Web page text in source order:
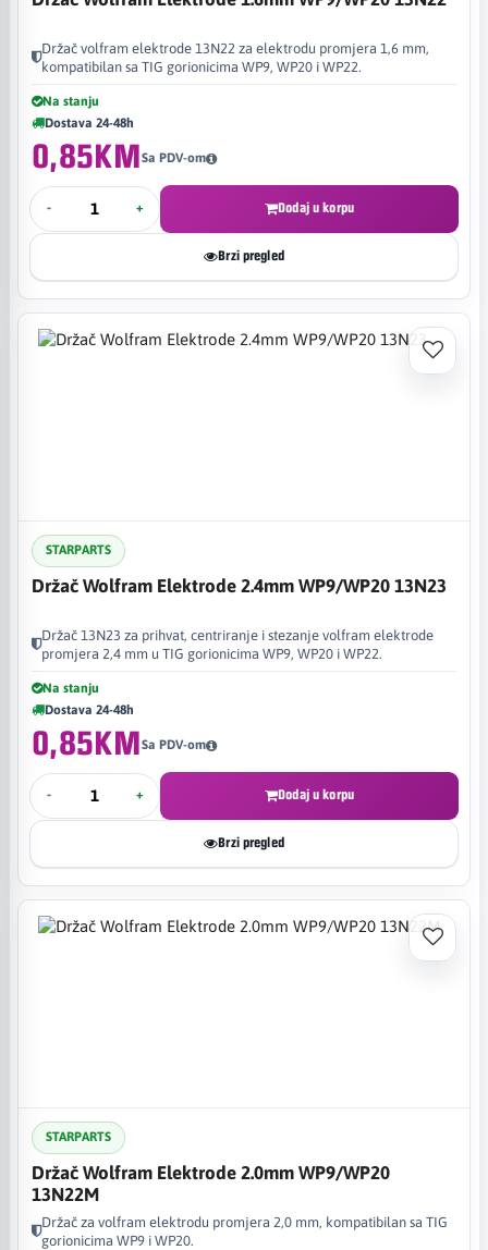
Držač volfram elektrode 13N22 za elektrodu promjera 1,6 mm,
kompatibilan sa TIG gorionicima WP9, WP20 i WP22.
Na stanju
Dostava 24-48h
0,85KMSa PDV-om
- + Dodaj u korpu
Brzi pregled
STARPARTS
Držač Wolfram Elektrode 2.4mm WP9/WP20 13N23
Držač 13N23 za prihvat, centriranje i stezanje volfram elektrode
promjera 2,4 mm u TIG gorionicima WP9, WP20 i WP22.
Na stanju
Dostava 24-48h
0,85KMSa PDV-om
- + Dodaj u korpu
Brzi pregled
STARPARTS
Držač Wolfram Elektrode 2.0mm WP9/WP20
13N22M
Držač za volfram elektrodu promjera 2,0 mm, kompatibilan sa TIG
gorionicima WP9 i WP20.